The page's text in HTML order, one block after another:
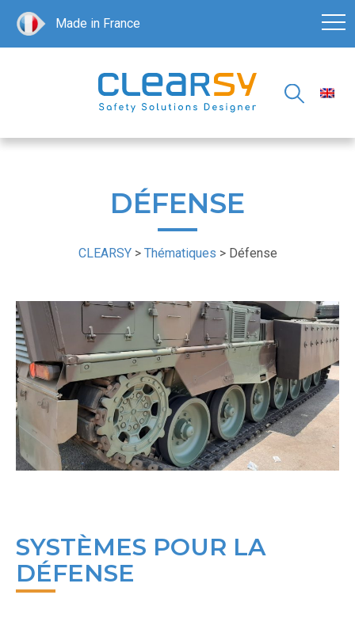
Made in France
DÉFENSE
CLEARSY> Thématiques > Défense
SYSTÈMES POUR LA
DÉFENSE